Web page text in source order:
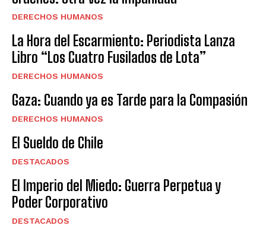
DERECHOS HUMANOS
La Hora del Escarmiento: Periodista Lanza
Libro “Los Cuatro Fusilados de Lota”
DERECHOS HUMANOS
Gaza: Cuando ya es Tarde para la Compasión
DERECHOS HUMANOS
El Sueldo de Chile
DESTACADOS
El Imperio del Miedo: Guerra Perpetua y
Poder Corporativo
DESTACADOS